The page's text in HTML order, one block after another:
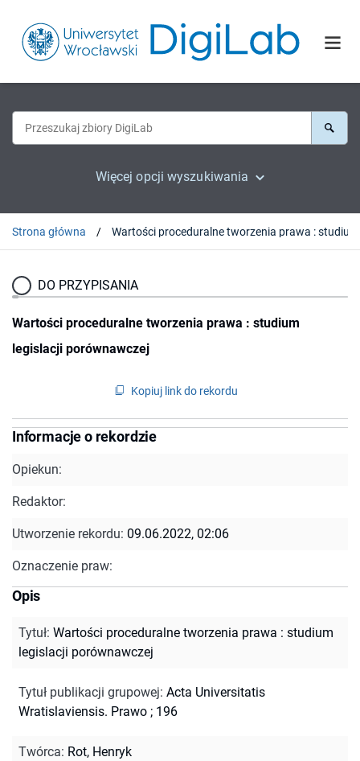
Więcej opcji wyszukiwania
Strona główna
DO PRZYPISANIA
Wartości proceduralne tworzenia prawa : studium
legislacji porównawczej
Kopiuj link do rekordu
Informacje o rekordzie
Opiekun:
Redaktor:
Utworzenie rekordu: 09.06.2022, 02:06
Oznaczenie praw:
Opis
Tytuł: Wartości proceduralne tworzenia prawa : studium
legislacji porównawczej
Tytuł publikacji grupowej: Acta Universitatis
Wratislaviensis. Prawo ; 196
Twórca: Rot, Henryk